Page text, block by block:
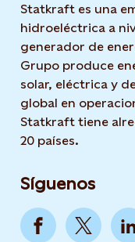
Statkraft es una
hidroeléctrica a
generador de
Grupo produce
solar, eléctrica y
global en
Statkraft tiene
20 países.
Síguenos